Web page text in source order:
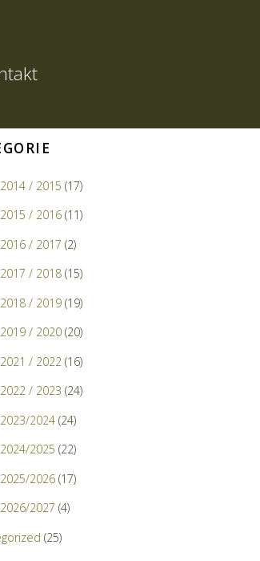
/ 2015 (17)
/ 2016(11)
/ 2017 (2)
/ 2018(15)
/ 2019(19)
/ 2020(20)
/ 2022 (16)
/ 2023 (24)
2024(24)
2025 (22)
2026(17)
2027 (4)
(25)